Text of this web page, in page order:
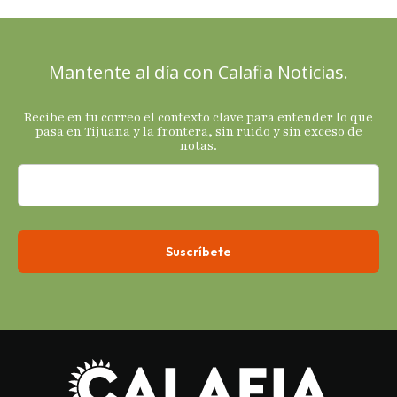
termómetro
s
económicos.
Mantente al día con Calafia Noticias.
Recibe en tu correo el contexto clave para entender lo que
pasa en Tijuana y la frontera, sin ruido y sin exceso de
notas.